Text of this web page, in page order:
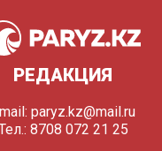
РЕДАКЦИЯ
paryz.kz@mail.ru
8708 072 21 25